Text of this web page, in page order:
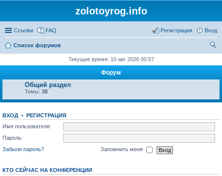
zolotoyrog.info
Ссылки FAQ Вход
Регистрация
Список форумов
Текущее время: 10 авг 2026 00:57
Форум
Общий раздел
Темы: 38
ВХОД • РЕГИСТРАЦИЯ
Имя пользователя:
Пароль:
Забыли пароль?
Запомнить меня
КТО СЕЙЧАС НА КОНФЕРЕНЦИИ